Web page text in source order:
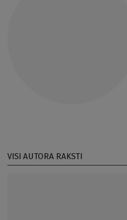
VISI AUTORA RAKSTI